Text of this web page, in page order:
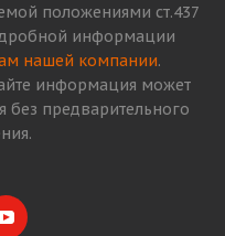
положениями ст.437
информации
нашей компании.
информация может
предварительного